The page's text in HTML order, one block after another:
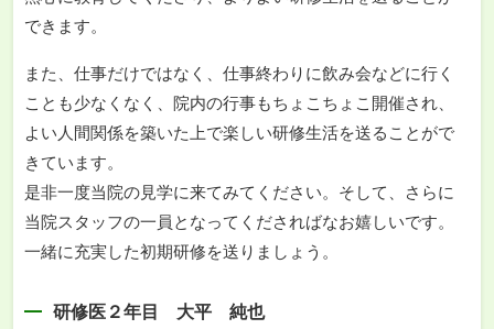
できます。
また、仕事だけではなく、仕事終わりに飲み会などに行く
ことも少なくなく、院内の行事もちょこちょこ開催され、
よい人間関係を築いた上で楽しい研修生活を送ることがで
きています。
是非一度当院の見学に来てみてください。そして、さらに
当院スタッフの一員となってくださればなお嬉しいです。
一緒に充実した初期研修を送りましょう。
研修医２年目 大平 純也